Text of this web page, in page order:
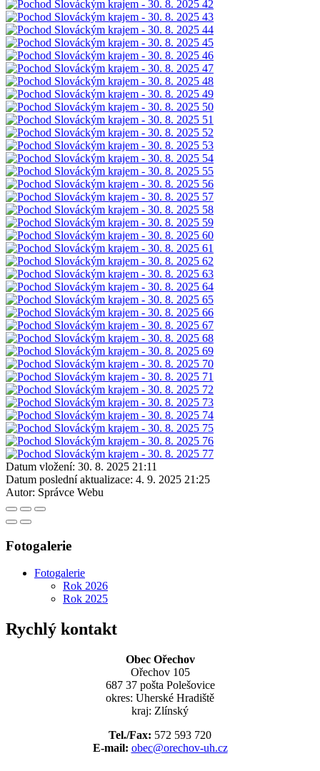
Datum vložení: 30. 8. 2025 21:11
Datum poslední aktualizace: 4. 9. 2025 21:25
Autor: Správce Webu
Fotogalerie
Fotogalerie
Rok 2026
Rok 2025
Rychlý kontakt
Obec Ořechov
Ořechov 105
687 37 pošta Polešovice
okres: Uherské Hradiště
kraj: Zlínský
Tel./Fax: 572 593 720
E-mail: obec@orechov-uh.cz